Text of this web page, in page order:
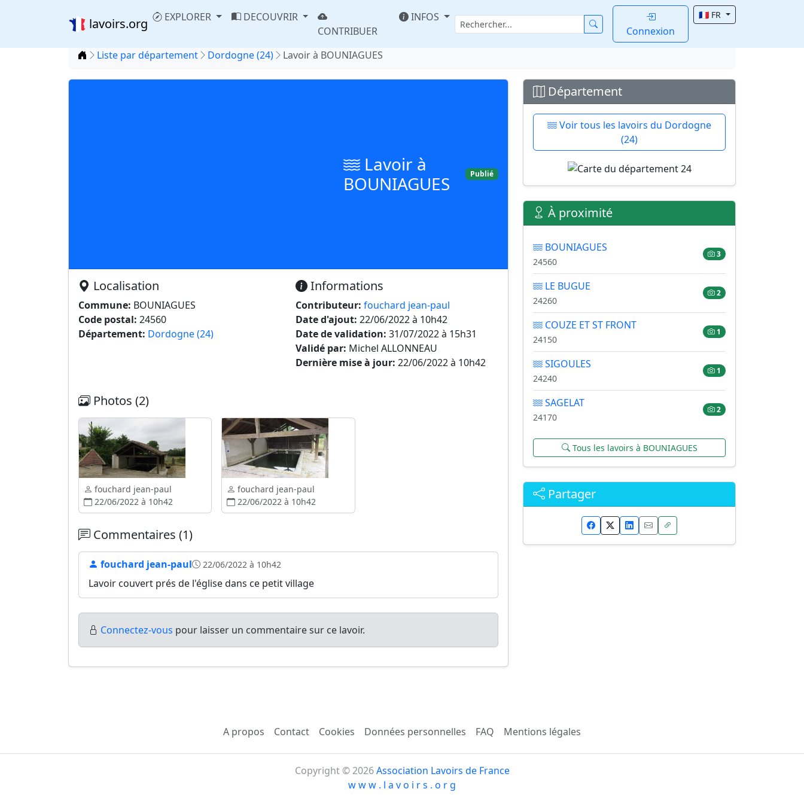
lavoirs.org EXPLORER
DECOUVRIR
CONTRIBUER
INFOS
Connexion
🇫🇷 FR
Accueil
Liste par département Dordogne (24) Lavoir à BOUNIAGUES
Lavoir à
BOUNIAGUES
Publié
Localisation
Commune: BOUNIAGUES
Code postal: 24560
Département: Dordogne (24)
Informations
Contributeur: fouchard jean-paul
Date d'ajout: 22/06/2022 à 10h42
Date de validation: 31/07/2022 à 15h31
Validé par: Michel ALLONNEAU
Dernière mise à jour: 22/06/2022 à 10h42
Photos (2)
fouchard jean-paul
22/06/2022 à 10h42
fouchard jean-paul
22/06/2022 à 10h42
Commentaires (1)
fouchard jean-paul 22/06/2022 à 10h42
Lavoir couvert prés de l'église dans ce petit village
Connectez-vous pour laisser un commentaire sur ce lavoir.
Département
Voir tous les lavoirs du Dordogne
(24)
À proximité
BOUNIAGUES
24560
3
LE BUGUE
24260
2
COUZE ET ST FRONT
24150
1
SIGOULES
24240
1
SAGELAT
24170
2
Tous les lavoirs à BOUNIAGUES
Partager
A propos Contact Cookies Données personnelles FAQ Mentions légales
Copyright © 2026Association Lavoirs de France
w w w . l a v o i r s . o r g